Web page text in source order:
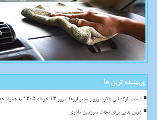
پربیننده ترین ها
قیمت بازگشایی دلار، یورو و سایر ارزها امروز ۱۳ خرداد ۱۴۰۵ به همراه جدول
درس هایی برای نجات سرزمین مادری